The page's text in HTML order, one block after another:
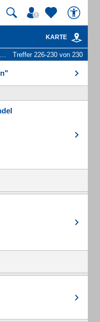
KARTE
Treffer 226-230 von 230